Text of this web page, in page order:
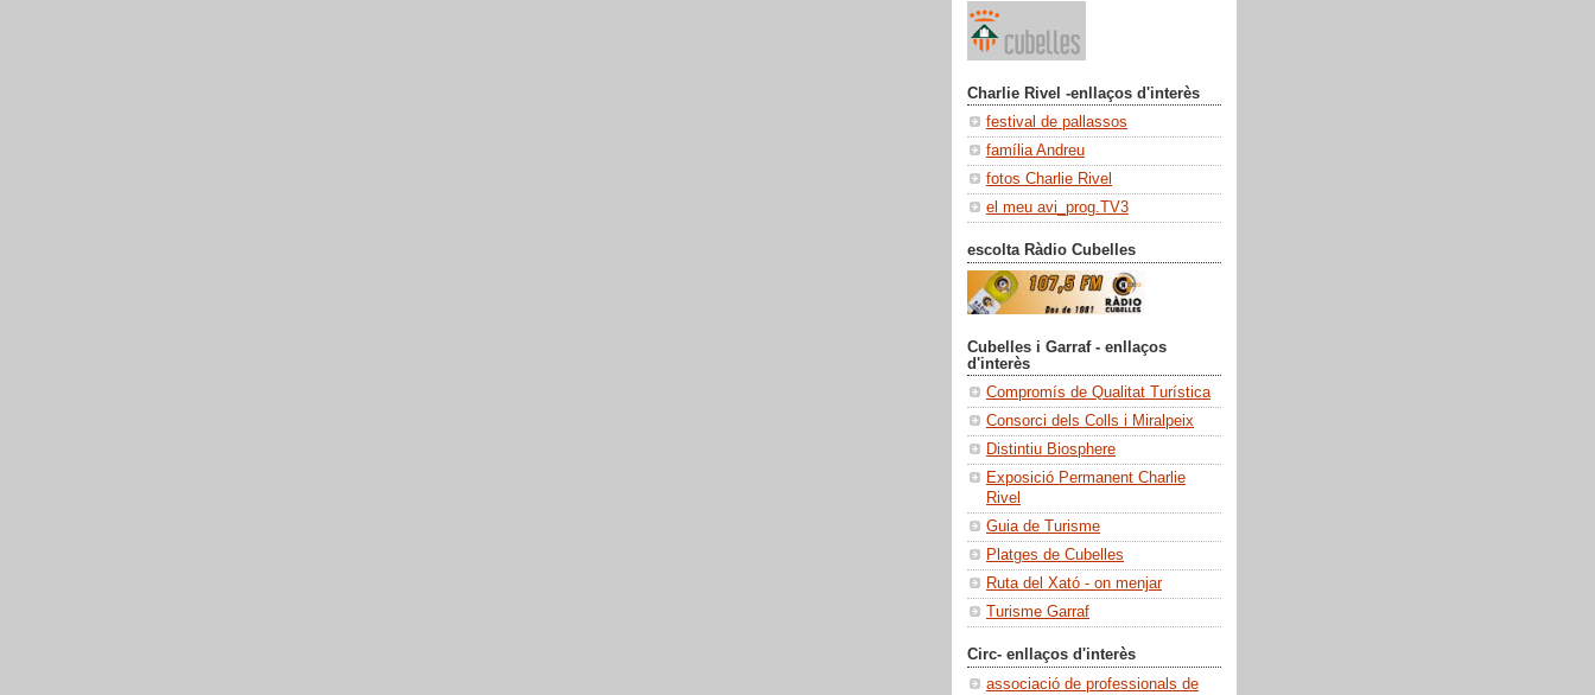
Charlie Rivel -enllaços d'interès
festival de pallassos
família Andreu
fotos Charlie Rivel
el meu avi_prog.TV3
escolta Ràdio Cubelles
Cubelles i Garraf - enllaços
d'interès
Compromís de Qualitat Turística
Consorci dels Colls i Miralpeix
Distintiu Biosphere
Exposició Permanent Charlie
Rivel
Guia de Turisme
Platges de Cubelles
Ruta del Xató - on menjar
Turisme Garraf
Circ- enllaços d'interès
associació de professionals de